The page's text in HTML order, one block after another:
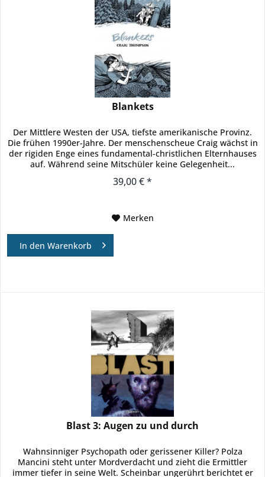
Blankets
Der Mittlere Westen der USA, tiefste amerikanische Provinz.
Die frühen 1990er-Jahre. Der menschenscheue Craig wächst in
der rigiden Enge eines fundamental-christlichen Elternhauses
auf. Während seine Mitschüler keine Gelegenheit...
39,00 € *
Merken
In den Warenkorb
Blast 3: Augen zu und durch
Wahnsinniger Psychopath oder gerissener Killer? Polza
Mancini steht unter Mordverdacht und zieht die Ermittler
immer tiefer in seine Welt. Scheinbar ungerührt berichtet er